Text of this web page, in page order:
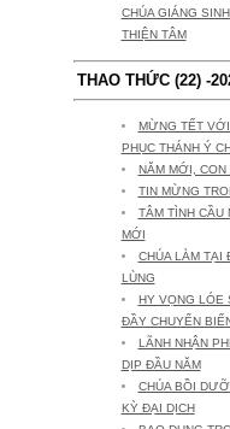
CHÚA GIÁNG
THIỆN TÂM
THAO THỨC (22) -
MỪNG TẾT
PHỤC THÁNH Ý
NĂM MỚI,
TIN MỪNG
TÂM TÌNH CẦU
MỚI
CHÚA LÀM TẠI
LÙNG
HY VỌNG LÓE
ĐẦY CHUYỂN
LÃNH NHẬN
DỊP ĐẦU NĂM
CHÚA BỒI
KỲ ĐẠI DỊCH